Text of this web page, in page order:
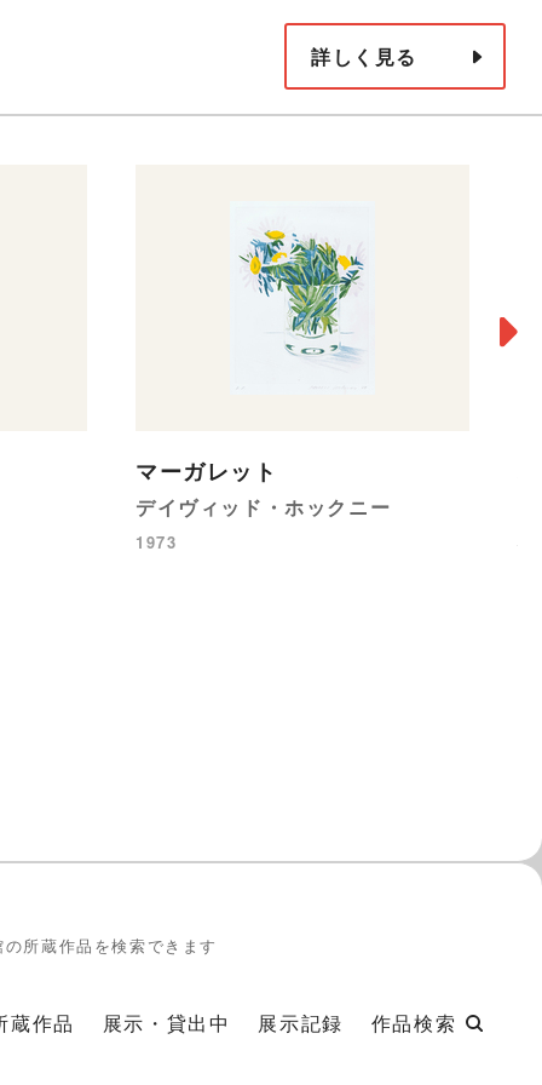
詳しく見る
マーガレット
デイヴィッド・ホックニー
1973
所蔵作品を検索できます
蔵作品 展示・貸出中 展示記録 作品検索